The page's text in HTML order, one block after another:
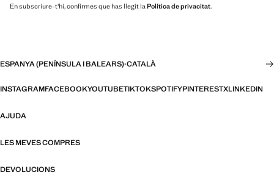
En subscriure-t'hi, confirmes que has llegit la Política de privacitat.
ESPANYA (PENÍNSULA I BALEARS)·CATALÀ
INSTAGRAMFACEBOOKYOUTUBETIKTOKSPOTIFYPINTERESTXLINKEDIN
AJUDA
LES MEVES COMPRES
DEVOLUCIONS